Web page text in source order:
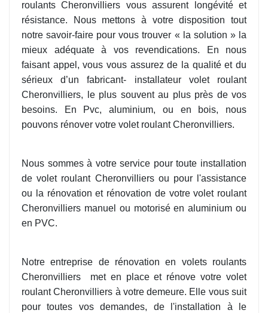
roulants Cheronvilliers vous assurent longévité et
résistance. Nous mettons à votre disposition tout
notre savoir-faire pour vous trouver « la solution » la
mieux adéquate à vos revendications. En nous
faisant appel, vous vous assurez de la qualité et du
sérieux d’un fabricant- installateur volet roulant
Cheronvilliers, le plus souvent au plus près de vos
besoins. En Pvc, aluminium, ou en bois, nous
pouvons rénover votre volet roulant Cheronvilliers.
Nous sommes à votre service pour toute installation
de volet roulant Cheronvilliers ou pour l'assistance
ou la rénovation et rénovation de votre volet roulant
Cheronvilliers manuel ou motorisé en aluminium ou
en PVC.
Notre entreprise de rénovation en volets roulants
Cheronvilliers
met en place et rénove votre volet
roulant Cheronvilliers à votre demeure. Elle vous suit
pour toutes vos demandes, de l'installation à le